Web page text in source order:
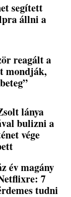
segített
állni a
reagált a
mondják,
lánya
bulizni a
vége
év magány
7
tudni